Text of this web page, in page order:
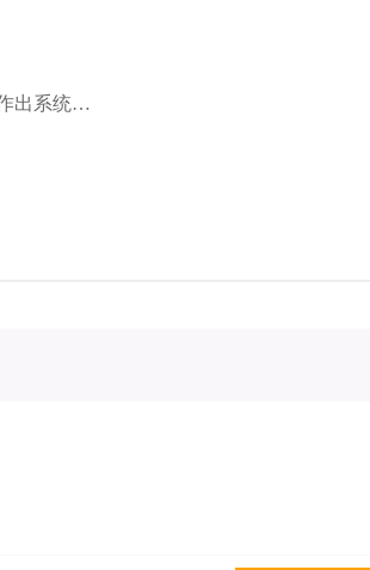
出系统指